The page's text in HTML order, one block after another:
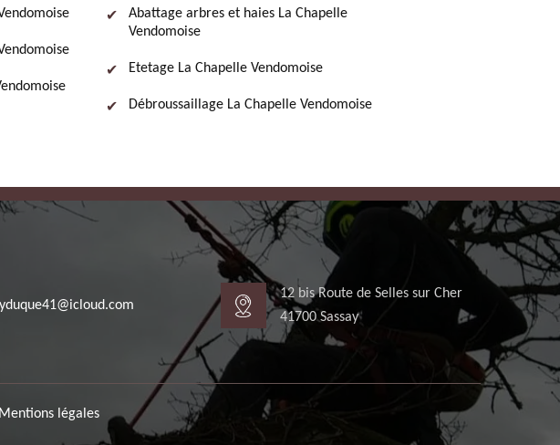
Abattage arbres et haies La Chapelle
Vendomoise
Etetage La Chapelle Vendomoise
Débroussaillage La Chapelle Vendomoise
12 bis Route de Selles sur Cher
41700 Sassay
Mentions légales